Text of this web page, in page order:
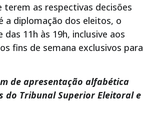
terem as respectivas decisões
a diplomação dos eleitos, o
11h às 19h, inclusive aos
fins de semana exclusivos para
de apresentação alfabética
do Tribunal Superior Eleitoral e